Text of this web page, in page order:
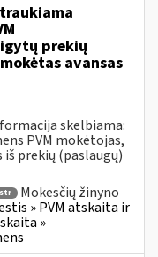
prekių
avansas
skelbiama:
PVM mokėtojas,
iš prekių (paslaugų)
Mokesčių žinyno
» PVM atskaita ir
»